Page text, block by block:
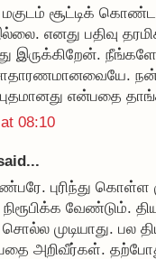
சூட்டிக்
எனது பதிவு
இருக்கிறேன்.
சாதாரணமானவையே.
என்பதை
08:10
புரிந்து கொள்ள
வேண்டும்.
முடியாது. பல
அறிவீர்கள்.